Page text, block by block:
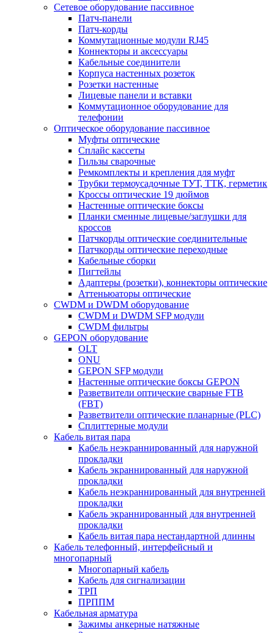
Сетевое оборудование пассивное
Патч-панели
Патч-корды
Коммутационные модули RJ45
Коннекторы и аксессуары
Кабельные соединители
Корпуса настенных розеток
Розетки настенные
Лицевые панели и вставки
Коммутационное оборудование для
телефонии
Оптическое оборудование пассивное
Муфты оптические
Сплайс кассеты
Гильзы сварочные
Ремкомплекты и крепления для муфт
Трубки термоусадочные ТУТ, ТТК, герметик
Кроссы оптические 19 дюймов
Настенные оптические боксы
Планки сменные лицевые/заглушки для
кроссов
Патчкорды оптические соединительные
Патчкорды оптические переходные
Кабельные сборки
Пигтейлы
Адаптеры (розетки), коннекторы оптические
Аттеньюаторы оптические
CWDM и DWDM оборудование
CWDM и DWDM SFP модули
CWDM фильтры
GEPON оборудование
OLT
ONU
GEPON SFP модули
Настенные оптические боксы GEPON
Разветвители оптические сварные FTB
(FBT)
Разветвители оптические планарные (PLC)
Сплиттерные модули
Кабель витая пара
Кабель неэкраннированный для наружной
прокладки
Кабель экраннированный для наружной
прокладки
Кабель неэкраннированный для внутренней
прокладки
Кабель экраннированный для внутренней
прокладки
Кабель витая пара нестандартной длинны
Кабель телефонный, интерфейсный и
многопарный
Многопарный кабель
Кабель для сигнализации
ТРП
ПРППМ
Кабельная арматура
Зажимы анкерные натяжные